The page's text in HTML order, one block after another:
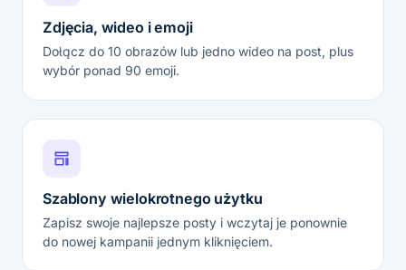
Zdjęcia, wideo i emoji
Dołącz do 10 obrazów lub jedno wideo na post, plus
wybór ponad 90 emoji.
Szablony wielokrotnego użytku
Zapisz swoje najlepsze posty i wczytaj je ponownie
do nowej kampanii jednym kliknięciem.